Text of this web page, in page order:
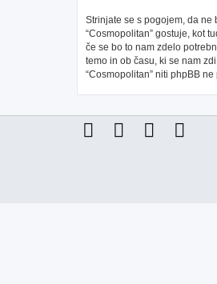
Strinjate se s pogojem, da
“Cosmopolitan” gostuje, kot
če se bo to nam zdelo
temo in ob času, ki se nam
“Cosmopolitan” niti phpBB